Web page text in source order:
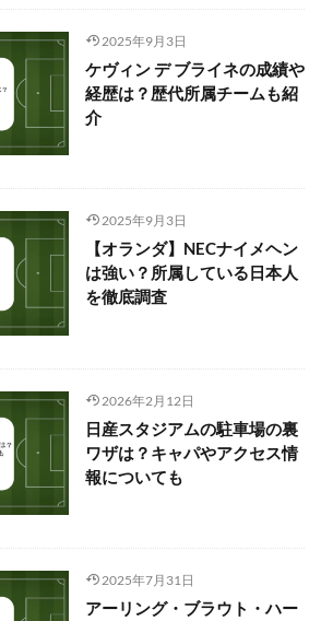
2025年9月3日
ケヴィン デ ブライネの成績や
経歴は？歴代所属チームも紹
介
2025年9月3日
【オランダ】NECナイメヘン
は強い？所属している日本人
を徹底調査
2026年2月12日
日産スタジアムの駐車場の裏
ワザは？キャパやアクセス情
報についても
2025年7月31日
アーリング・ブラウト・ハー